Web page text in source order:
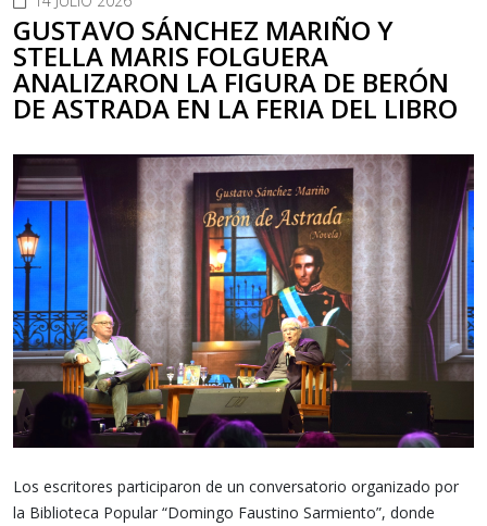
GUSTAVO SÁNCHEZ MARIÑO Y
STELLA MARIS FOLGUERA
ANALIZARON LA FIGURA DE BERÓN
DE ASTRADA EN LA FERIA DEL LIBRO
Los escritores participaron de un conversatorio organizado por
la Biblioteca Popular “Domingo Faustino Sarmiento”, donde